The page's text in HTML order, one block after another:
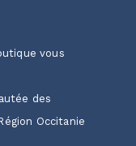
vous
des
Occitanie